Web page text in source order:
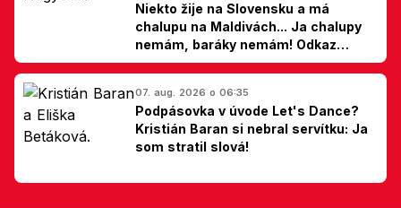
Niekto žije na Slovensku a má
chalupu na Maldivách... Ja chalupy
nemám, baráky nemám! Odkaz
Slovákom
07. aug. 2026 o 06:35
Podpásovka v úvode Let's Dance?
Kristián Baran si nebral servítku: Ja
som stratil slová!